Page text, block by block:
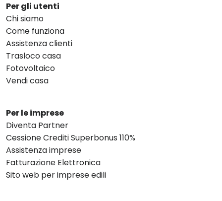
Per gli utenti
Chi siamo
Come funziona
Assistenza clienti
Trasloco casa
Fotovoltaico
Vendi casa
Per le imprese
Diventa Partner
Cessione Crediti Superbonus 110%
Assistenza imprese
Fatturazione Elettronica
Sito web per imprese edili